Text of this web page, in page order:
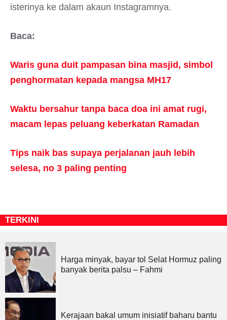
isterinya ke dalam akaun Instagramnya.
Baca:
Waris guna duit pampasan bina masjid, simbol
penghormatan kepada mangsa MH17
Waktu bersahur tanpa baca doa ini amat rugi,
macam lepas peluang keberkatan Ramadan
Tips naik bas supaya perjalanan jauh lebih
selesa, no 3 paling penting
TERKINI
Harga minyak, bayar tol Selat Hormuz paling
banyak berita palsu – Fahmi
Kerajaan bakal umum inisiatif baharu bantu